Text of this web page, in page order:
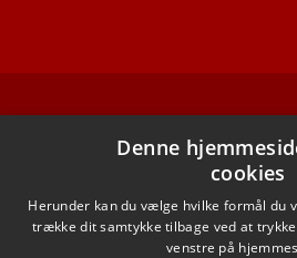
INSTAGRAM
LINKEDIN
Denne
cookies
Herunder kan du vælge hvilke formål du
trække dit samtykke tilbage ved at
venstre på